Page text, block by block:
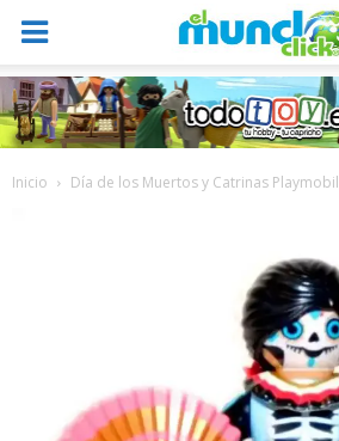
Inicio Día de los Muertos y Catrinas Playmobil